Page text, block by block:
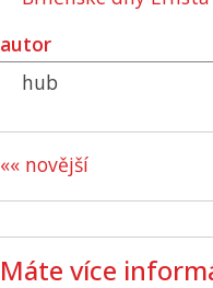
autor
hub
«« novější
Máte více